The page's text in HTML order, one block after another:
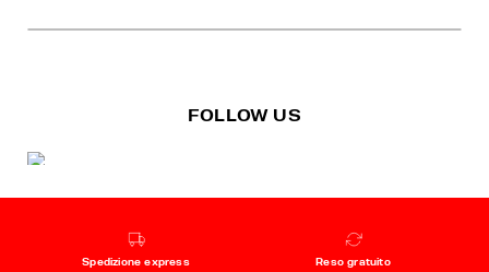
FOLLOW US
Spedizione express Reso gratuito